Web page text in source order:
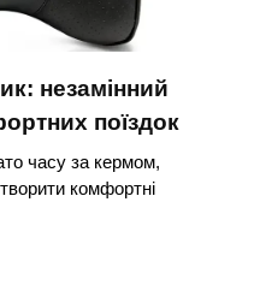
незамінний
поїздок
часу за кермом,
комфортні